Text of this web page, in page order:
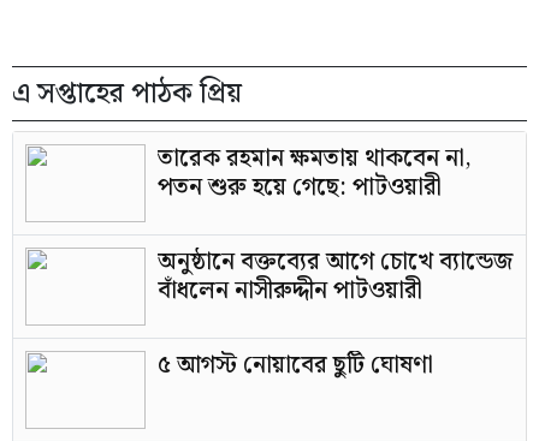
এ সপ্তাহের পাঠক প্রিয়
তারেক রহমান ক্ষমতায় থাকবেন না,
পতন শুরু হয়ে গেছে: পাটওয়ারী
অনুষ্ঠানে বক্তব্যের আগে চোখে ব্যান্ডেজ
বাঁধলেন নাসীরুদ্দীন পাটওয়ারী
৫ আগস্ট নোয়াবের ছুটি ঘোষণা